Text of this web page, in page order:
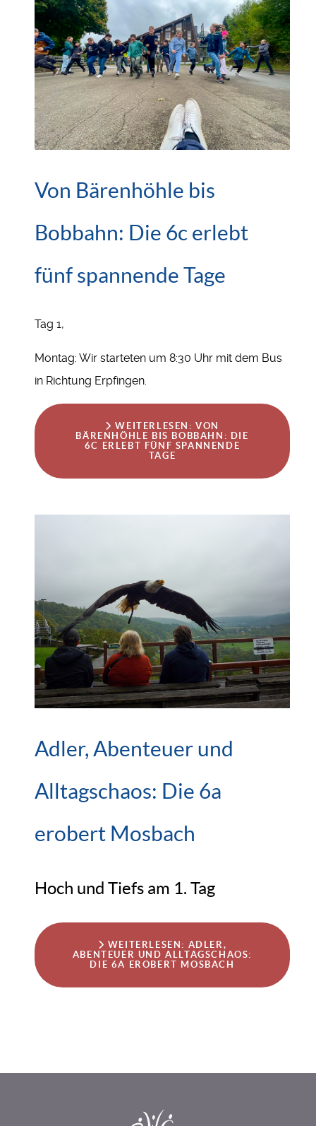
Von Bärenhöhle bis
Bobbahn: Die 6c erlebt
fünf spannende Tage
Tag 1,
Montag: Wir starteten um 8:30 Uhr mit dem Bus
in Richtung Erpfingen.
WEITERLESEN: VON
BÄRENHÖHLE BIS BOBBAHN: DIE
6C ERLEBT FÜNF SPANNENDE
TAGE
Adler, Abenteuer und
Alltagschaos: Die 6a
erobert Mosbach
Hoch und Tiefs am 1. Tag
WEITERLESEN: ADLER,
ABENTEUER UND ALLTAGSCHAOS:
DIE 6A EROBERT MOSBACH